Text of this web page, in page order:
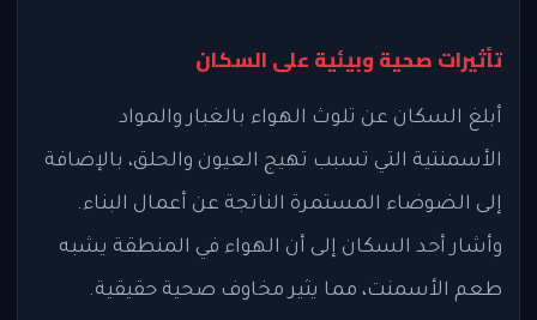
تأثيرات صحية وبيئية على السكان
أبلغ السكان عن تلوث الهواء بالغبار والمواد
الأسمنتية التي تسبب تهيج العيون والحلق، بالإضافة
إلى الضوضاء المستمرة الناتجة عن أعمال البناء.
وأشار أحد السكان إلى أن الهواء في المنطقة يشبه
طعم الأسمنت، مما يثير مخاوف صحية حقيقية.